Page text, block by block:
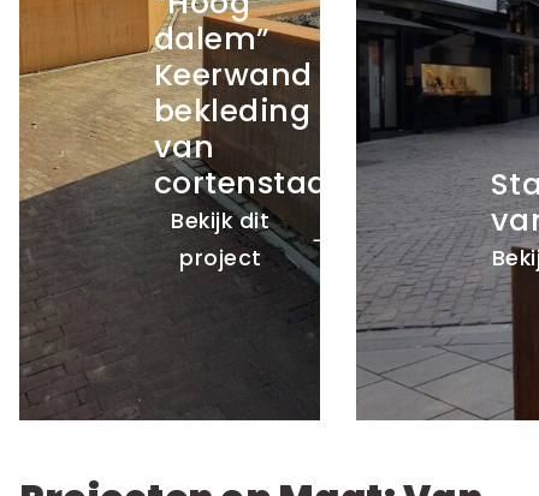
Stad Brussel,
plantenbakken
van
cortenstaal
Bekijk dit project
Projecten op Maat: Van